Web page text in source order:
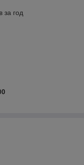
за год